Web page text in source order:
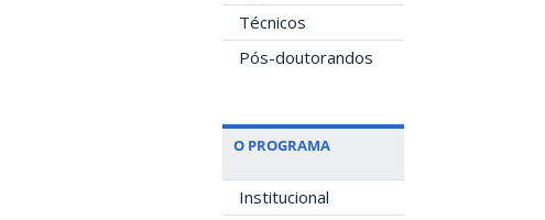
Técnicos
Pós-doutorandos
O PROGRAMA
Institucional